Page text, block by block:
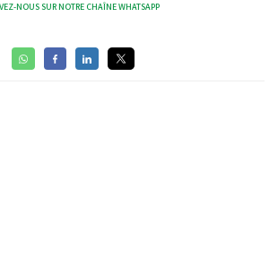
NOUS SUR NOTRE CHAÎNE WHATSAPP